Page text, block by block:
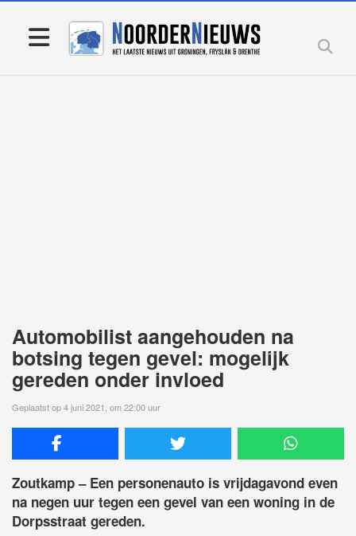
Automobilist aangehouden na
botsing tegen gevel: mogelijk
gereden onder invloed
Geplaatst op 4 juni 2021, om 22:00 uur
Zoutkamp – Een personenauto is vrijdagavond even
na negen uur tegen een gevel van een woning in de
Dorpsstraat gereden.